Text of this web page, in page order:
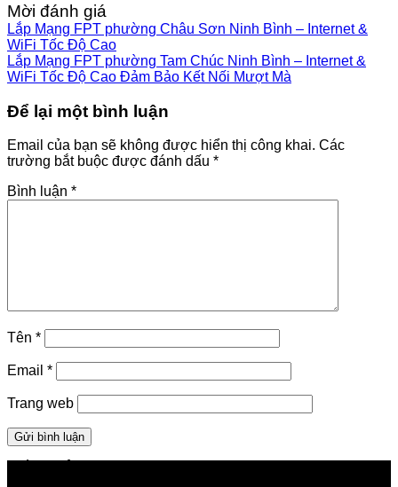
Mời đánh giá
Lắp Mạng FPT phường Châu Sơn Ninh Bình – Internet &
WiFi Tốc Độ Cao
Lắp Mạng FPT phường Tam Chúc Ninh Bình – Internet &
WiFi Tốc Độ Cao Đảm Bảo Kết Nối Mượt Mà
Để lại một bình luận
Email của bạn sẽ không được hiển thị công khai. Các
trường bắt buộc được đánh dấu *
Bình luận *
Tên *
Email *
Trang web